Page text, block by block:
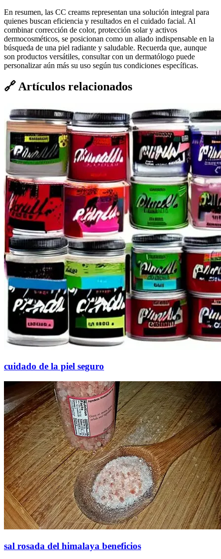
En resumen, las CC creams representan una solución integral para
quienes buscan eficiencia y resultados en el cuidado facial. Al
combinar corrección de color, protección solar y activos
dermocosméticos, se posicionan como un aliado indispensable en la
búsqueda de una piel radiante y saludable. Recuerda que, aunque
son productos versátiles, consultar con un dermatólogo puede
personalizar aún más su uso según tus condiciones específicas.
🔗 Artículos relacionados
cuidado de la piel seguro
sal rosada del himalaya beneficios